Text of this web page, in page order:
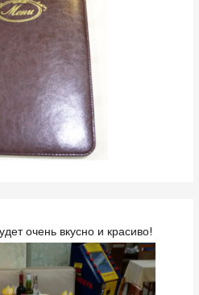
очень вкусно и красиво!